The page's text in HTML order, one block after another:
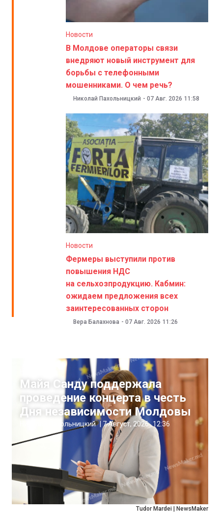
Новости
В Молдове операторы связи
внедряют новый инструмент для
борьбы с телефонными
мошенниками. О чем речь?
Николай Пахольницкий - 07 Авг. 2026 11:58
Новости
Фермеры выступили против
повышения НДС
на сельхозпродукцию. Кабмин:
ожидаем предложения всех
заинтересованных сторон
Вера Балахнова - 07 Авг. 2026 11:26
Tudor Mardei | NewsMaker
Майя Санду поддержала
проведение концерта в честь
Дня независимости Молдовы
Николай Пахольницкий 7 Август, 2026 12:36